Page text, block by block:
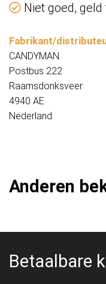
Niet goed, geld
Fabrikant/
CANDYMAN
Postbus 222
Raamsdonksveer
4940 AE
Nederland
Anderen
Betaalbare